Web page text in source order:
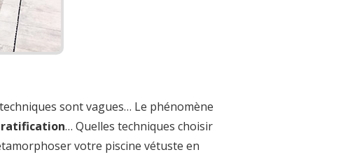
sont vagues… Le phénomène
… Quelles techniques choisir
votre piscine vétuste en